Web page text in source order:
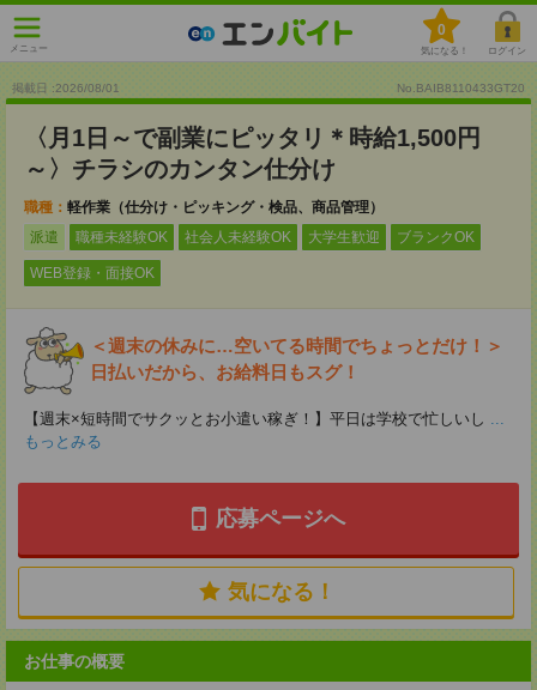
メニュー
0
気になる！ ログイン
掲載日 :2026/08/01 No.BAIB8110433GT20
〈月1日～で副業にピッタリ＊時給1,500円
～〉チラシのカンタン仕分け
職種： 軽作業（仕分け・ピッキング・検品、商品管理）
派遣
職種未経験OK 社会人未経験OK 大学生歓迎 ブランクOK
WEB登録・面接OK
＜週末の休みに…空いてる時間でちょっとだけ！＞
日払いだから、お給料日もスグ！
【週末×短時間でサクッとお小遣い稼ぎ！】平日は学校で忙しいし ...
もっとみる
応募ページへ
気になる！
お仕事の概要